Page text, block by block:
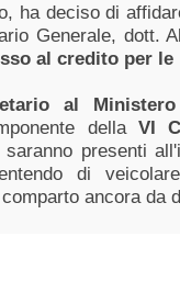
ha deciso di
Generale, dott.
al credito per
al
dellaVI
saranno presenti
di
ancora da